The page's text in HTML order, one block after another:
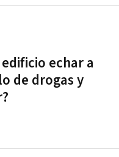
echar a
de drogas y